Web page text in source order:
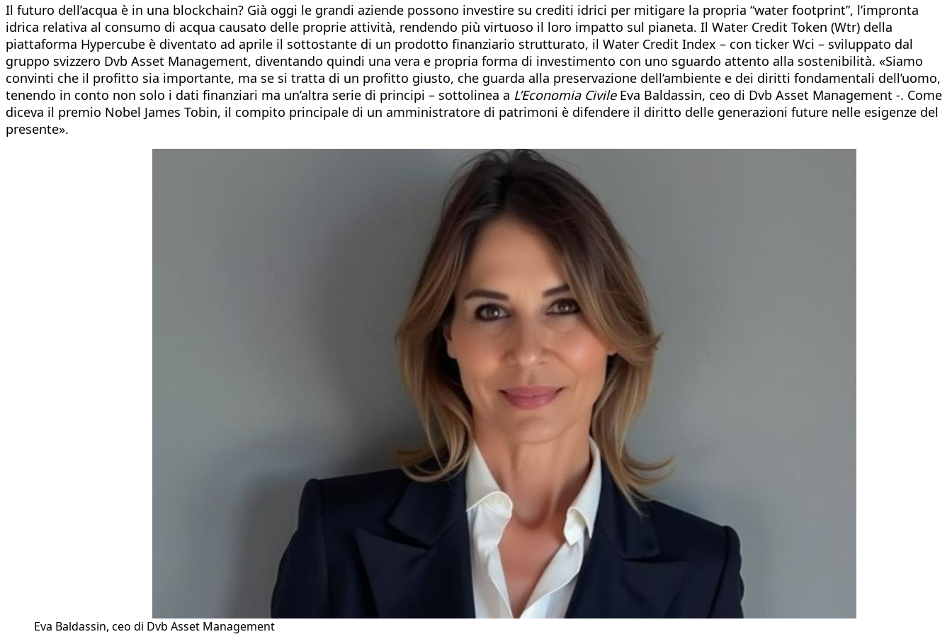
Il futuro dell’acqua è in una blockchain? Già oggi le grandi aziende possono investire su crediti idrici per mitigare la propria “water footprint”, l’impronta
idrica relativa al consumo di acqua causato delle proprie attività, rendendo più virtuoso il loro impatto sul pianeta. Il Water Credit Token (Wtr) della
piattaforma Hypercube è diventato ad aprile il sottostante di un prodotto finanziario strutturato, il Water Credit Index – con ticker Wci – sviluppato dal
gruppo svizzero Dvb Asset Management, diventando quindi una vera e propria forma di investimento con uno sguardo attento alla sostenibilità. «Siamo
convinti che il profitto sia importante, ma se si tratta di un profitto giusto, che guarda alla preservazione dell’ambiente e dei diritti fondamentali dell’uomo,
tenendo in conto non solo i dati finanziari ma un’altra serie di principi – sottolinea a L’Economia CivileEva Baldassin, ceo di Dvb Asset Management -. Come
diceva il premio Nobel James Tobin, il compito principale di un amministratore di patrimoni è difendere il diritto delle generazioni future nelle esigenze del
presente».
Eva Baldassin, ceo di Dvb Asset Management